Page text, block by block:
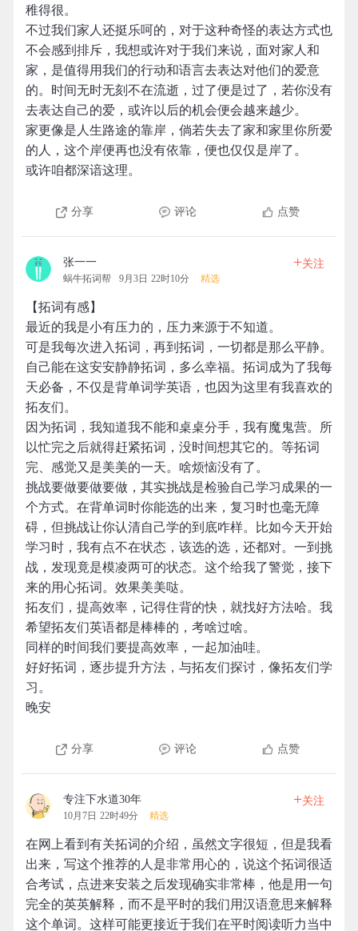
稚得很。
不过我们家人还挺乐呵的，对于这种奇怪的表达方式也
不会感到排斥，我想或许对于我们来说，面对家人和
家，是值得用我们的行动和语言去表达对他们的爱意
的。时间无时无刻不在流逝，过了便是过了，若你没有
去表达自己的爱，或许以后的机会便会越来越少。
家更像是人生路途的靠岸，倘若失去了家和家里你所爱
的人，这个岸便再也没有依靠，便也仅仅是岸了。
或许咱都深谙这理。
分享 评论 点赞
张一一
蜗牛拓词帮 9月3日 22时10分 精选
+关注
【拓词有感】
最近的我是小有压力的，压力来源于不知道。
可是我每次进入拓词，再到拓词，一切都是那么平静。
自己能在这安安静静拓词，多么幸福。拓词成为了我每
天必备，不仅是背单词学英语，也因为这里有我喜欢的
拓友们。
因为拓词，我知道我不能和桌桌分手，我有魔鬼营。所
以忙完之后就得赶紧拓词，没时间想其它的。等拓词
完、感觉又是美美的一天。啥烦恼没有了。
挑战要做要做要做，其实挑战是检验自己学习成果的一
个方式。在背单词时你能选的出来，复习时也毫无障
碍，但挑战让你认清自己学的到底咋样。比如今天开始
学习时，我有点不在状态，该选的选，还都对。一到挑
战，发现竟是模凌两可的状态。这个给我了警觉，接下
来的用心拓词。效果美美哒。
拓友们，提高效率，记得住背的快，就找好方法哈。我
希望拓友们英语都是棒棒的，考啥过啥。
同样的时间我们要提高效率，一起加油哇。
好好拓词，逐步提升方法，与拓友们探讨，像拓友们学
习。
晚安
分享 评论 点赞
专注下水道30年
10月7日 22时49分 精选
+关注
在网上看到有关拓词的介绍，虽然文字很短，但是我看
出来，写这个推荐的人是非常用心的，说这个拓词很适
合考试，点进来安装之后发现确实非常棒，他是用一句
完全的英英解释，而不是平时的我们用汉语意思来解释
这个单词。这样可能更接近于我们在平时阅读听力当中